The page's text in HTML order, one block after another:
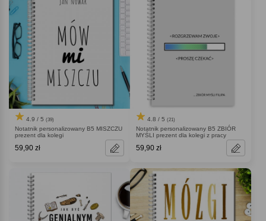
4.9 / 5 (39)
Notatnik personalizowany B5 MISZCZU
prezent dla kolegi
59,90 zł
4.8 / 5 (21)
Notatnik personalizowany B5 ZBIÓR
MYŚLI prezent dla kolegi z pracy
59,90 zł